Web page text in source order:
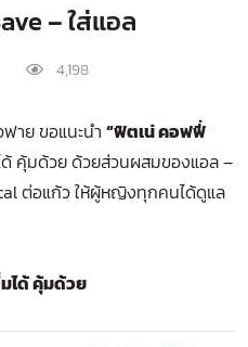
– ใส่แอล
4,198
าย ขอแนะนำ “ฟิตเน่ คอฟฟี่
คุ้มด้วย ด้วยส่วนผสมของแอล –
ต่อแก้ว ให้ผู้หญิงทุกคนได้ดูแล
ได้ คุ้มด้วย